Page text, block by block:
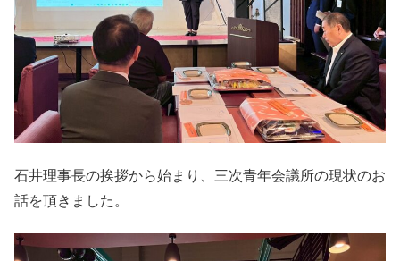
石井理事長の挨拶から始まり、三次青年会議所の現状のお
話を頂きました。